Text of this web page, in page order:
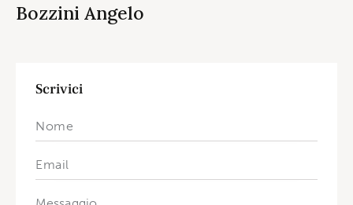
Bozzini Angelo
Scrivici